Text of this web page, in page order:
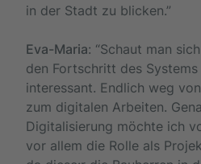
in der Stadt zu blicken.”
Eva-Maria: “Schaut man
den Fortschritt des Systems
interessant. Endlich weg
zum digitalen Arbeiten.
Digitalisierung möchte ich
vor allem die Rolle als